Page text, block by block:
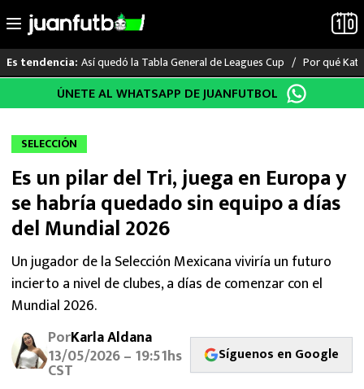
al
Es tendencia: Así quedó la Tabla General de Leagues Cup Por qué
LO ÚLTIMO
LIGA MX
RAYADOS
PUMAS
ATLANTE
SELECCIÓN MEXICANA
FUTBOL INTERNACIONAL
MEXICANOS EN EL EXTRANJERO
ÚNETE AL WHATSAPP DE JUANFUTBOL
SELECCIÓN
Es un pilar del Tri, juega en Europa y
se habría quedado sin equipo a días
del Mundial 2026
Un jugador de la Selección Mexicana viviría un futuro
incierto a nivel de clubes, a días de comenzar con el
Mundial 2026.
PorKarla Aldana
13/05/2026 – 19:51hs
CST
Síguenos en Google